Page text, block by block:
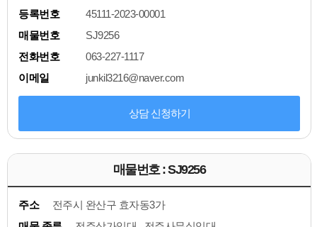
등록번호
45111-2023-00001
매물번호
SJ9256
전화번호
063-227-1117
이메일
junkil3216@naver.com
상담 신청하기
매물번호 : SJ9256
주소
전주시 완산구 효자동3가